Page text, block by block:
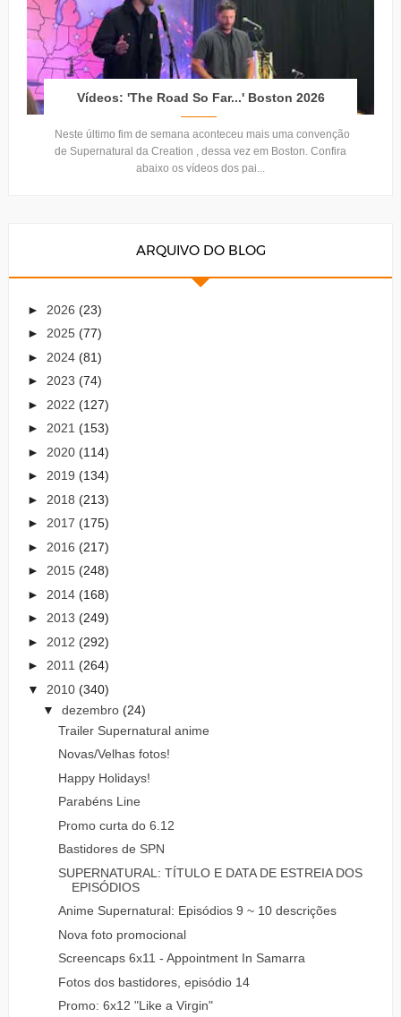
Vídeos: 'The Road So Far...' Boston 2026
Neste último fim de semana aconteceu mais uma convenção
de Supernatural da Creation , dessa vez em Boston. Confira
abaixo os vídeos dos pai...
ARQUIVO DO BLOG
► 2026 (23)
► 2025 (77)
► 2024 (81)
► 2023 (74)
► 2022 (127)
► 2021 (153)
► 2020 (114)
► 2019 (134)
► 2018 (213)
► 2017 (175)
► 2016 (217)
► 2015 (248)
► 2014 (168)
► 2013 (249)
► 2012 (292)
► 2011 (264)
▼ 2010 (340)
▼ dezembro (24)
Trailer Supernatural anime
Novas/Velhas fotos!
Happy Holidays!
Parabéns Line
Promo curta do 6.12
Bastidores de SPN
SUPERNATURAL: TÍTULO E DATA DE ESTREIA DOS
EPISÓDIOS
Anime Supernatural: Episódios 9 ~ 10 descrições
Nova foto promocional
Screencaps 6x11 - Appointment In Samarra
Fotos dos bastidores, episódio 14
Promo: 6x12 "Like a Virgin"